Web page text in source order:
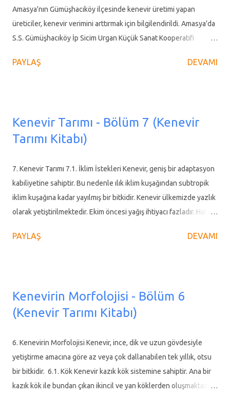
Amasya'nın Gümüşhacıköy ilçesinde kenevir üretimi yapan
üreticiler, kenevir verimini arttırmak için bilgilendirildi. Amasya’da
S.S. Gümüşhacıköy İp Sicim Urgan Küçük Sanat Kooperatifi
bilgilendirmeye devam ediyor. Başkan Yetişir sosyal medya
geliştirilmesinde kritik bir rol oynuyor. Bu rolü birkaç ana başlık
altında ele alabiliriz: Kenevir Üretimini Canlandırma Fabrika,
Türkiye'de uzun yıllar boyunca kısıtlamalar ve ekonomik
zorluklar nedeniyle unutulmaya yüz tutan kenevir tarımının
yeniden canlanması için çiftçilerle sözleşmeli üretim yapıyor. Bu
sayede çiftçilere pazarlama ve gelir garantisi sunarak kenevir
PAYLAŞ DEVAMI
Kenevir Tarımı - Bölüm 7 (Kenevir
Tarımı Kitabı)
7. Kenevir Tarımı 7.1. İklim İstekleri Kenevir, geniş bir adaptasyon
kabiliyetine sahiptir. Bu nedenle ılık iklim kuşağından subtropik
iklim kuşağına kadar yayılmış bir bitkidir. Kenevir ülkemizde yazlık
olarak yetiştirilmektedir. Ekim öncesi yağış ihtiyacı fazladır. Hafif
hassas olduğundan, -5 °C’den daha düşük sıcaklıklarda zarar
arasında, İç ve Geçit bölgelerde mart ayı sonunda, nisan başında
ekim gerçekleştirilmelidir. Karadeniz kıyı şeridi gibi nemli olan
yapmak şartıyla yetiştirilebilir. Kenevir bitkisi lif üretimi için 4 aylık,
tohum için ise 5 aylık bir yetişme süresine ihtiyaç duymaktadır,
özellikle Karadeniz gibi yağışlı ve nemli bölgelerimizde iyi bir ...
PAYLAŞ DEVAMI
Kenevirin Morfolojisi - Bölüm 6
(Kenevir Tarımı Kitabı)
6. Kenevirin Morfolojisi Kenevir, ince, dik ve uzun gövdesiyle
yetiştirme amacına göre az veya çok dallanabilen tek yıllık, otsu
bir bitkidir. 6.1. Kök Kenevir kazık kök sistemine sahiptir. Ana bir
kazık kök ile bundan çıkan ikincil ve yan köklerden oluşmaktadır.